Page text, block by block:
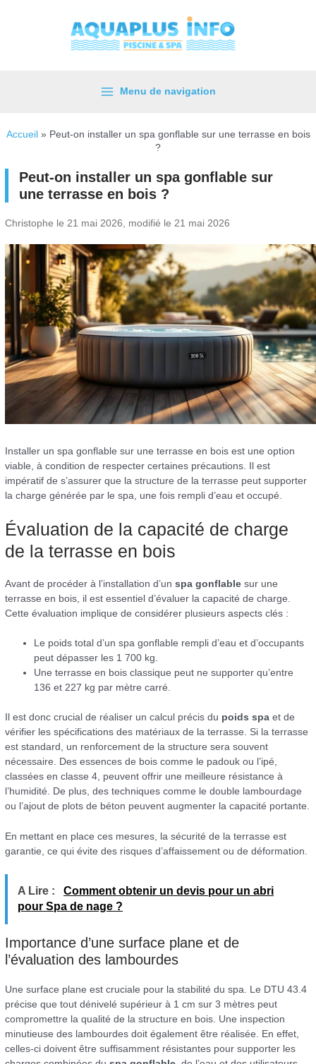
Menu
Menu de navigation
Accueil » Peut-on installer un spa gonflable sur une terrasse en bois
?
Peut-on installer un spa gonflable sur
une terrasse en bois ?
Christophe le 21 mai 2026, modifié le 21 mai 2026
Installer un spa gonflable sur une terrasse en bois est une option
viable, à condition de respecter certaines précautions. Il est
impératif de s’assurer que la structure de la terrasse peut supporter
la charge générée par le spa, une fois rempli d’eau et occupé.
Évaluation de la capacité de charge
de la terrasse en bois
Avant de procéder à l’installation d’unspa gonflable sur une
terrasse en bois, il est essentiel d’évaluer la capacité de charge.
Cette évaluation implique de considérer plusieurs aspects clés :
Le poids total d’un spa gonflable rempli d’eau et d’occupants
peut dépasser les 1 700 kg.
Une terrasse en bois classique peut ne supporter qu’entre
136 et 227 kg par mètre carré.
Il est donc crucial de réaliser un calcul précis du poids spa et de
vérifier les spécifications des matériaux de la terrasse. Si la terrasse
est standard, un renforcement de la structure sera souvent
nécessaire. Des essences de bois comme le padouk ou l’ipé,
classées en classe 4, peuvent offrir une meilleure résistance à
l’humidité. De plus, des techniques comme le double lambourdage
ou l’ajout de plots de béton peuvent augmenter la capacité portante.
En mettant en place ces mesures, la sécurité de la terrasse est
garantie, ce qui évite des risques d’affaissement ou de déformation.
A Lire :
Comment obtenir un devis pour un abri
pour Spa de nage ?
Importance d’une surface plane et de
l’évaluation des lambourdes
Une surface plane est cruciale pour la stabilité du spa. Le DTU 43.4
précise que tout dénivelé supérieur à 1 cm sur 3 mètres peut
compromettre la qualité de la structure en bois. Une inspection
minutieuse des lambourdes doit également être réalisée. En effet,
celles-ci doivent être suffisamment résistantes pour supporter les